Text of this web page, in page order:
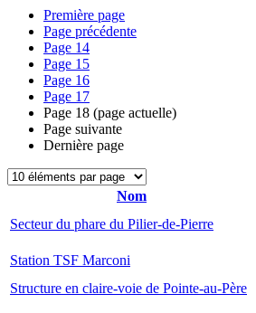
Première page
Page précédente
Page 14
Page 15
Page 16
Page 17
Page 18 (page actuelle)
Page suivante
Dernière page
Nom
Secteur du phare du Pilier-de-Pierre
Station TSF Marconi
Structure en claire-voie de Pointe-au-Père